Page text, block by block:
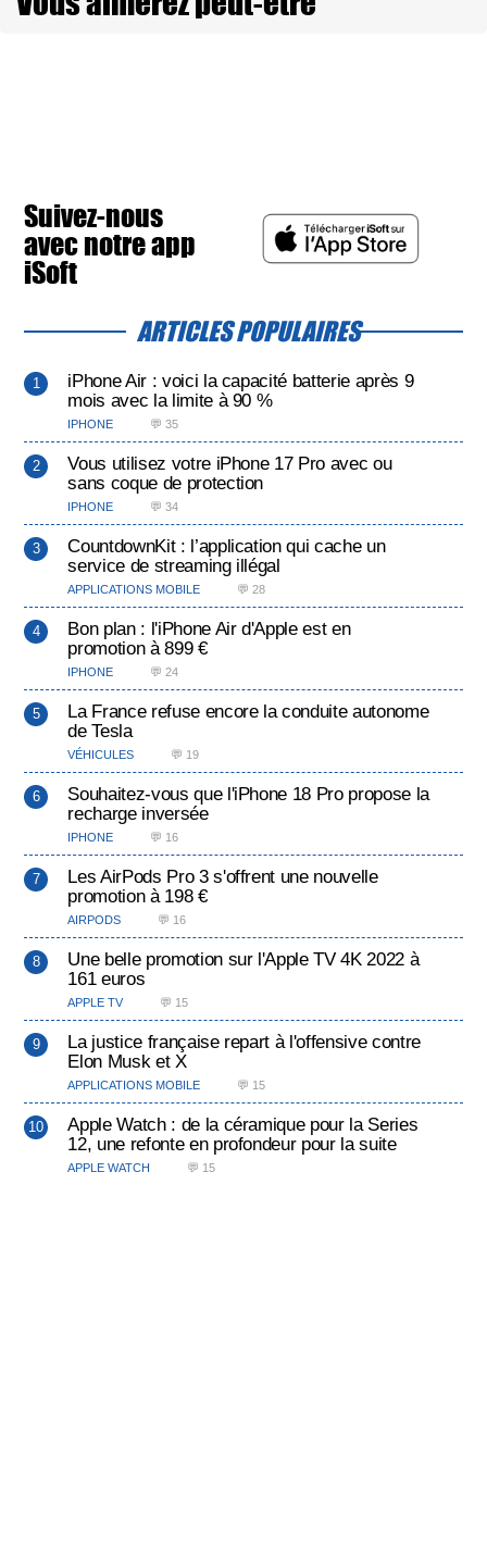
Suivez-nous
avec notre app
iSoft
ARTICLES POPULAIRES
iPhone Air : voici la capacité batterie après 9
mois avec la limite à 90 %
IPHONE 💬 35
Vous utilisez votre iPhone 17 Pro avec ou
sans coque de protection
IPHONE 💬 34
CountdownKit : l’application qui cache un
service de streaming illégal
APPLICATIONS MOBILE 💬 28
Bon plan : l'iPhone Air d'Apple est en
promotion à 899 €
IPHONE 💬 24
La France refuse encore la conduite autonome
de Tesla
VÉHICULES 💬 19
Souhaitez-vous que l'iPhone 18 Pro propose la
recharge inversée
IPHONE 💬 16
Les AirPods Pro 3 s'offrent une nouvelle
promotion à 198 €
AIRPODS 💬 16
Une belle promotion sur l'Apple TV 4K 2022 à
161 euros
APPLE TV 💬 15
La justice française repart à l'offensive contre
Elon Musk et X
APPLICATIONS MOBILE 💬 15
Apple Watch : de la céramique pour la Series
12, une refonte en profondeur pour la suite
APPLE WATCH 💬 15